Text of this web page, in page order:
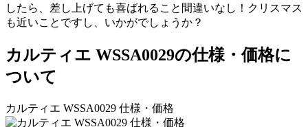
したら、差し上げても喜ばれること間違いなし！クリスマス
も近いことですし、いかがでしょうか？
カルティエ WSSA0029の仕様・価格に
ついて
カルティエ WSSA0029 仕様・価格